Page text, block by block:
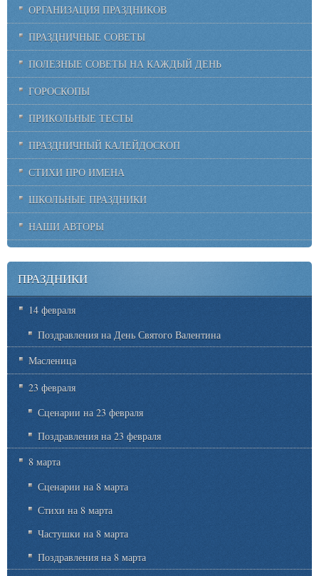
ОРГАНИЗАЦИЯ ПРАЗДНИКОВ
ПРАЗДНИЧНЫЕ СОВЕТЫ
ПОЛЕЗНЫЕ СОВЕТЫ НА КАЖДЫЙ ДЕНЬ
ГОРОСКОПЫ
ПРИКОЛЬНЫЕ ТЕСТЫ
ПРАЗДНИЧНЫЙ КАЛЕЙДОСКОП
СТИХИ ПРО ИМЕНА
ШКОЛЬНЫЕ ПРАЗДНИКИ
НАШИ АВТОРЫ
ПРАЗДНИКИ
14 февраля
Поздравления на День Святого Валентина
Масленица
23 февраля
Сценарии на 23 февраля
Поздравления на 23 февраля
8 марта
Сценарии на 8 марта
Стихи на 8 марта
Частушки на 8 марта
Поздравления на 8 марта